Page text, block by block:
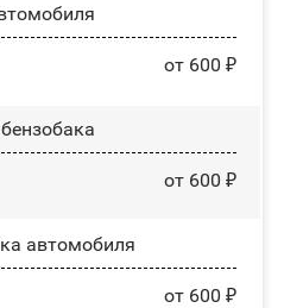
от 600 ₽
от 600 ₽
автомобиля
от 600 ₽